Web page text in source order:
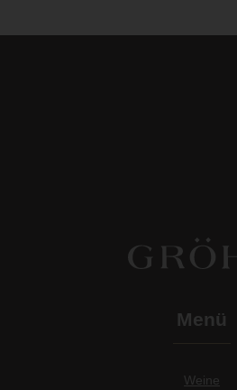
Menü
Weine